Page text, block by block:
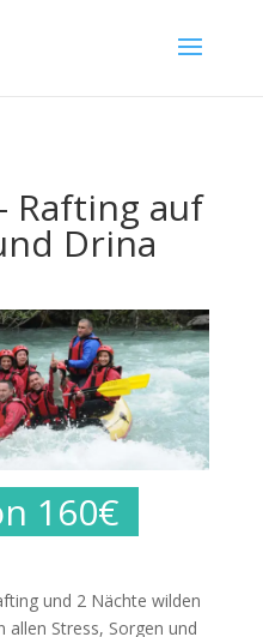
Rafting auf
Drina
160€
und 2 Nächte wilden
allen Stress, Sorgen und